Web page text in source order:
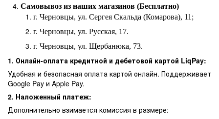
Самовывоз из наших магазинов (Бесплатно)
г. Черновцы, ул. Сергея Скальда (Комарова), 11;
г. Черновцы, ул. Русская, 17.
г. Черновцы, ул. Щербанюка, 73.
1. Онлайн-оплата кредитной и дебетовой картой LiqPay:
Удобная и безопасная оплата картой онлайн. Поддерживает
Google Pay и Apple Pay.
2. Наложенный платеж:
Дополнительно взимается комиссия в размере: